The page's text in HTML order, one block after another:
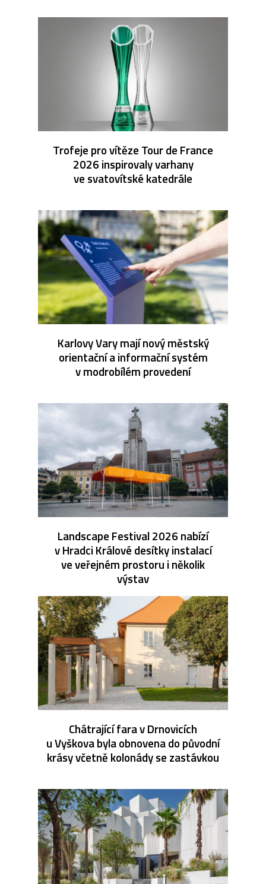
Trofeje pro vítěze Tour de France
2026 inspirovaly varhany
ve svatovítské katedrále
Karlovy Vary mají nový městský
orientační a informační systém
v modrobílém provedení
Landscape Festival 2026 nabízí
v Hradci Králové desítky instalací
ve veřejném prostoru i několik
výstav
Chátrající fara v Drnovicích
u Vyškova byla obnovena do původní
krásy včetně kolonády se zastávkou